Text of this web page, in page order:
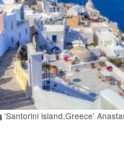
'Santorini island,Greece'